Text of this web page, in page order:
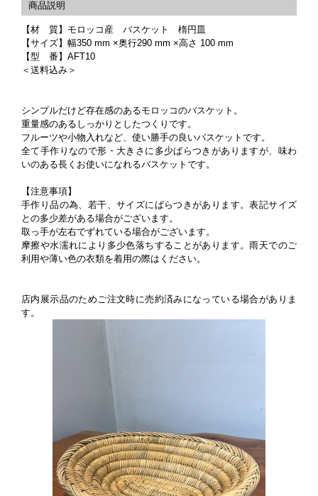
【材 質】モロッコ産 バスケット 楕円皿
【サイズ】幅350 mm ×奥行290 mm ×高さ 100 mm
【型 番】AFT10
＜送料込み＞
シンプルだけど存在感のあるモロッコのバスケット。
重量感のあるしっかりとしたつくりです。
フルーツや小物入れなど、使い勝手の良いバスケットです。
全て手作りなので形・大きさに多少ばらつきがありますが、味わ
いのある長くお使いになれるバスケットです。
【注意事項】
手作り品の為、若干、サイズにばらつきがあります。表記サイズ
との多少差がある場合がございます。
取っ手が左右でずれている場合がございます。
摩擦や水濡れにより多少色落ちすることがあります。雨天でのご
利用や薄い色の衣類を着用の際はください。
店内展示品のためご注文時に売約済みになっている場合がありま
す。